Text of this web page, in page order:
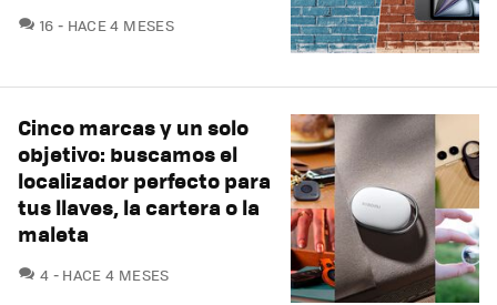
16 COMENTARIOS
HACE 4 MESES
Cinco marcas y un solo
objetivo: buscamos el
localizador perfecto para
tus llaves, la cartera o la
maleta
4 COMENTARIOS
HACE 4 MESES